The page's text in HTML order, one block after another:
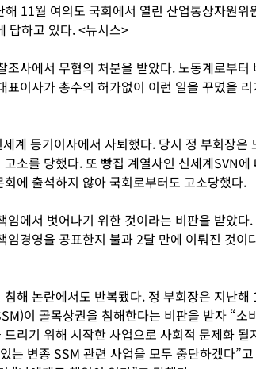
11월 여의도 국회에서 열린 산업통상자원위
답하고 있다. <뉴시스>
사에서 무혐의 처분을 받았다. 노동계로부터
이사가 총수의 허가없이 이런 일을 꾸몄을 리
계 등기이사에서 사퇴했다. 당시 정 부회장은
소를 당했다. 또 빵집 계열사인 신세계SVN에
에 출석하지 않아 국회로부터도 고소당했다.
임에서 벗어나기 위한 것이라는 비판을 받았다.
임경영을 공표한지 불과 2달 만에 이뤄진 것이
해 논란에서도 반복됐다. 정 부회장은 지난해
이 골목상권을 침해한다는 비판을 받자 “소
리기 위해 시작한 사업으로 사회적 문제화 될
는 변종 SSM 관련 사업을 모두 중단하겠다”